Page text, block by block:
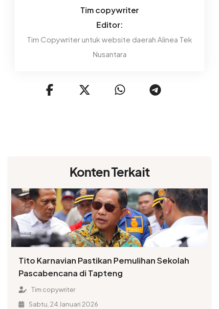
Tim copywriter
Editor:
Tim Copywriter untuk website daerah Alinea Tek
Nusantara
Konten Terkait
Tito Karnavian Pastikan Pemulihan Sekolah
Pascabencana di Tapteng
Tim copywriter
Sabtu, 24 Januari 2026